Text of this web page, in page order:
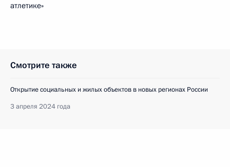
атлетике»
Смотрите также
Открытие социальных и жилых объектов в новых регионах России
3 апреля 2024 года